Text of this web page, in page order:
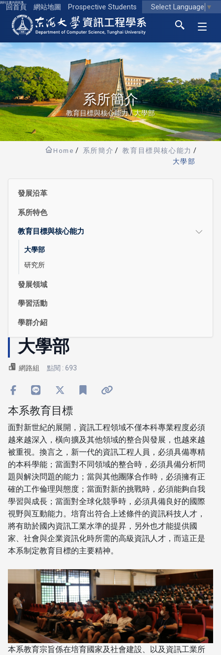
跳到主要內容區塊
回首頁 網站地圖 Prospective Students Select Language ▼
東海大學logo
系所簡介
教育目標與核心能力 / 大學部
Home 系所簡介
教育目標與核心能力
大學部
發展沿革
系所特色
教育目標與核心能力
大學部
研究所
發展領域
學習活動
學群介紹
大學部
網路組 點閱 : 693
本系教育目標
面對新世紀的展開，資訊工程領域不僅本科專業程度必須
越來越深入，橫向擴及其他領域的整合與發展，也越來越
被重視。換言之，新一代的資訊工程人員，必須具備專精
的本科學能；當面對不同領域的整合時，必須具備分析問
題與解決問題的能力；當與其他團隊合作時，必須擁有正
確的工作倫理與態度；當面對新的挑戰時，必須能夠自我
學習與成長；當面對全球化競爭時，必須具備良好的國際
視野與互動能力。培育出符合上述條件的資訊科技人才，
將有助於國內資訊工業水準的提昇，另外也才能提供國
家、社會與企業資訊化時所需的高級資訊人才，而這正是
本系制定教育目標的主要精神。
本系教育宗旨係在培育國家及社會建設、以及資訊工業所